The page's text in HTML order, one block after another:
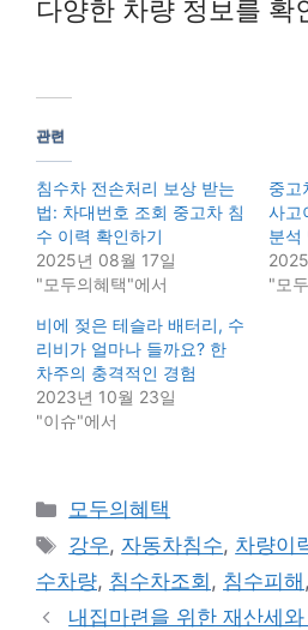
다양한 차량 정보를 확
관련
침수차 전손처리 보상 받는
법: 차대번호 조회 중고차 침
수 이력 확인하기
2025년 08월 17일
"모두의혜택"에서
중고
사고
분석
"모
비에 젖은 테슬라 배터리, 수
리비가 얼마나 들까요? 한
차주의 충격적인 경험
2023년 10월 23일
"이슈"에서
Categories
모두의혜택
Tags
강우, 자동차침수, 차량이
수차량, 침수차조회 , 침수피해 ,
내집마련을 위한 재산세